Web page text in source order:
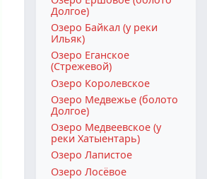
Долгое)
Озеро Байкал (у реки
Ильяк)
Озеро Еганское
(Стрежевой)
Озеро Королевское
Озеро Медвежье (болото
Долгое)
Озеро Медвеевское (у
реки Хатыентарь)
Озеро Лапистое
Озеро Лосёвое